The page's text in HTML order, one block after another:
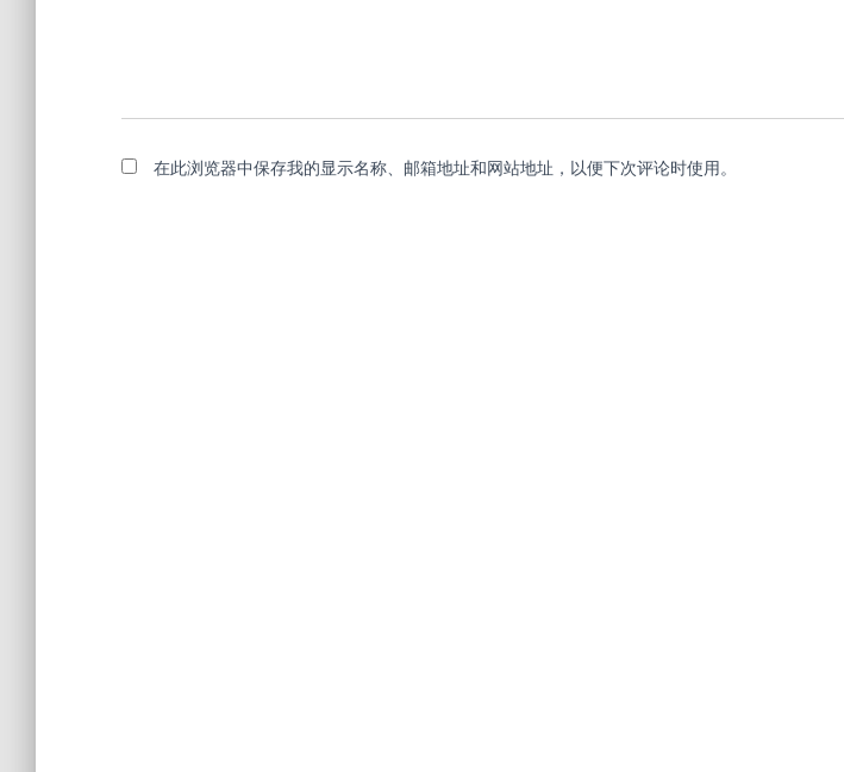
在此浏览器中保存我的显示名称、邮箱地址和网站地址，以便下次评论时使用。